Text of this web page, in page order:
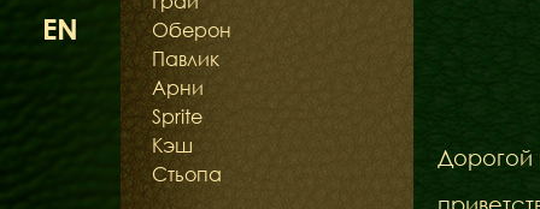
Оберон
Павлик
Арни
Sprite
Кэш
Стьопа
Дорогой
EN